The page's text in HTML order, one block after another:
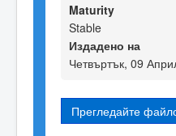
Maturity
Stable
Издадено на
Четвъртък, 09
Прегледайте